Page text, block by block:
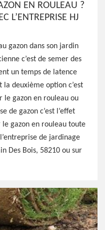
EN ROULEAU ?
L’ENTREPRISE HJ
gazon dans son jardin
c’est de semer des
un temps de latence
la deuxième option c’est
le gazon en rouleau ou
de gazon c’est l’effet
gazon en rouleau toute
de jardinage
Des Bois, 58210 ou sur